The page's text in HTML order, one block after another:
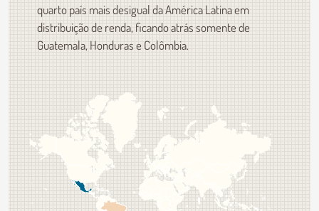
quarto país mais desigual da América Latina em
distribuição de renda, ficando atrás somente de
Guatemala, Honduras e Colômbia.